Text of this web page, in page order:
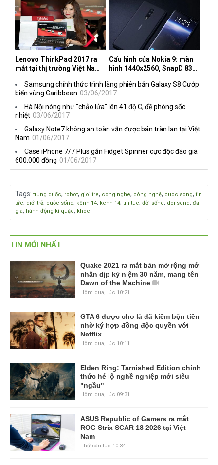
Lenovo ThinkPad 2017 ra
mắt tại thị trường Việt Nam,
Cấu hình của Nokia 9: màn
hình 1440x2560, SnapD 835,
Samsung chính thức trình làng phiên bản Galaxy S8 Cướp
biển vùng Caribbean 03/06/2017
Hà Nội nóng như "chảo lửa" lên 41 độ C, đề phòng sốc
nhiệt 03/06/2017
Galaxy Note7 không an toàn vẫn được bán tràn lan tại Việt
Nam 01/06/2017
Case iPhone 7/7 Plus gắn Fidget Spinner cực độc đáo giá
600.000 đồng 01/06/2017
Tags: trung quốc, robot, gioi tre, cong nghe, công nghệ, cuoc song, tin
tức, giới trẻ, cuộc sống, kênh 14, kenh 14, tin tuc, đời sống, doi song, đại
gia, hành động kì quặc, khoe
TIN MỚI NHẤT
Quake 2021 ra mắt bản mở rộng mới
nhân dịp kỷ niệm 30 năm, mang tên
Dawn of the Machine
Hôm qua, lúc 10:21
GTA 6 được cho là đã kiếm bộn tiền
nhờ ký hợp đồng độc quyền với
Netflix
Hôm qua, lúc 10:11
Elden Ring: Tarnished Edition chính
thức hé lộ nghề nghiệp mới siêu
"ngầu"
Hôm qua, lúc 09:31
ASUS Republic of Gamers ra mắt
ROG Strix SCAR 18 2026 tại Việt
Nam
Thứ sáu lúc 10:34